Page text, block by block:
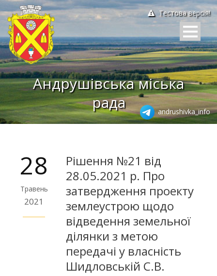
Тестова версія!
Андрушівська міська
рада
andrushivka_info
28
Травень
2021
Рішення №21 від
28.05.2021 р. Про
затвердження проекту
землеустрою щодо
відведення земельної
ділянки з метою
передачі у власність
Шидловській С.В.